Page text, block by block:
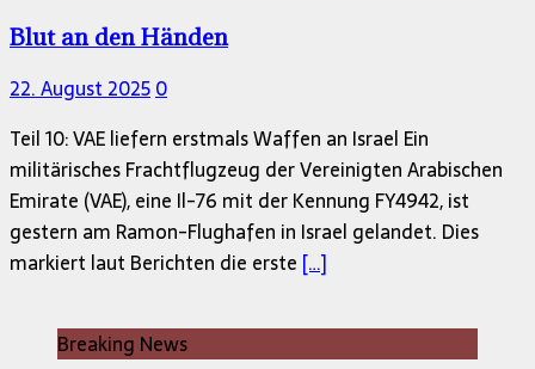
Blut an den Händen
22. August 20250
Teil 10: VAE liefern erstmals Waffen an Israel Ein
militärisches Frachtflugzeug der Vereinigten Arabischen
Emirate (VAE), eine Il-76 mit der Kennung FY4942, ist
gestern am Ramon-Flughafen in Israel gelandet. Dies
markiert laut Berichten die erste […]
Breaking News